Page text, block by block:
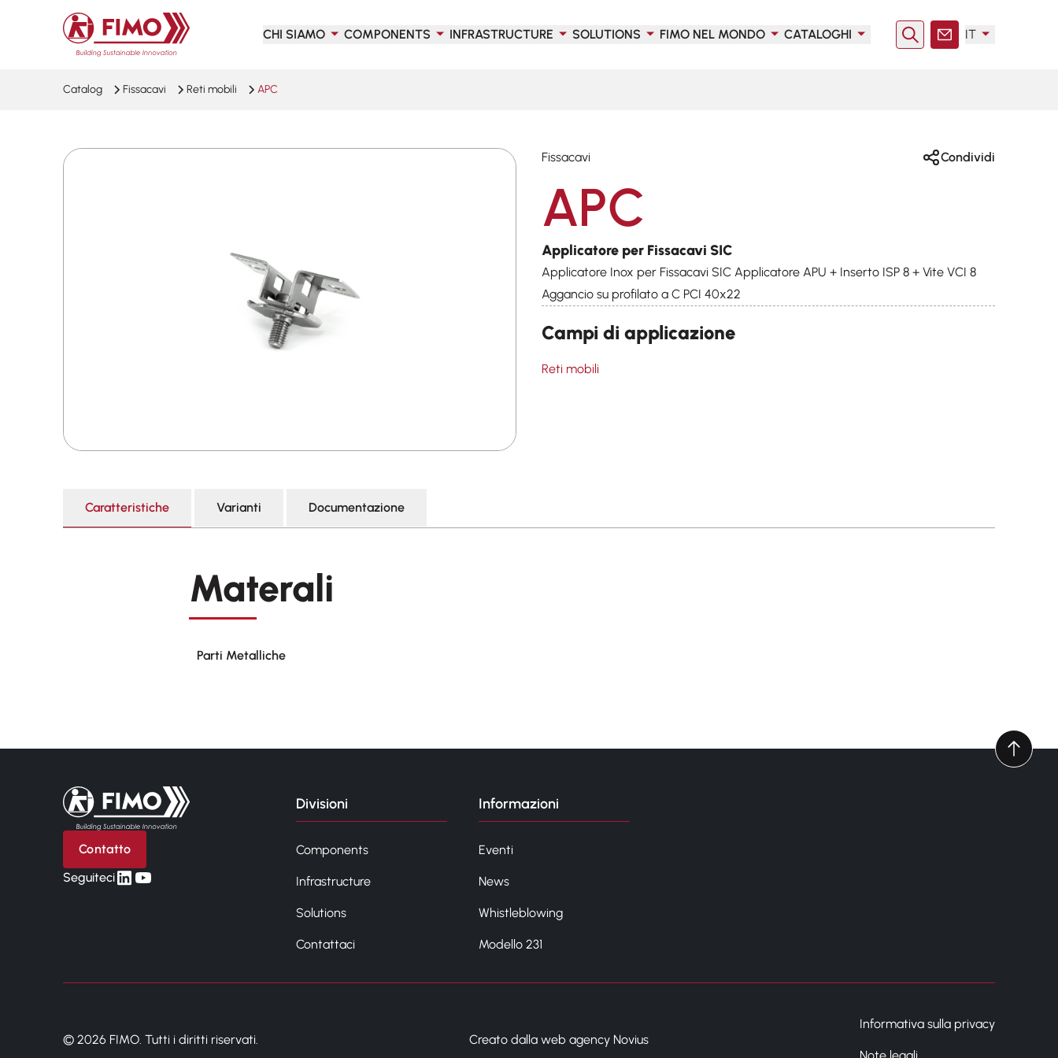
Torna alla pagina iniziale
CHI SIAMO
COMPONENTS INFRASTRUCTURE SOLUTIONS FIMO NEL MONDO CATALOGHI RicercaContatto
IT
Catalog Fissacavi Reti mobili APC
Fissacavi Condividi
APC
Applicatore per Fissacavi SIC
Applicatore Inox per Fissacavi SIC Applicatore APU + Inserto ISP 8 + Vite VCI 8
Aggancio su profilato a C PCI 40x22
Campi di applicazione
Reti mobili
Caratteristiche Varianti Documentazione
Materali
Parti Metalliche
Torna alla pagina iniziale
Contatto
Seguitecilinkedin
yt
Divisioni
Components
Infrastructure
Solutions
Contattaci
Informazioni
Eventi
News
Whistleblowing
Modello 231
© 2026 FIMO. Tutti i diritti riservati. Creato dalla web agency Novius
Informativa sulla privacy